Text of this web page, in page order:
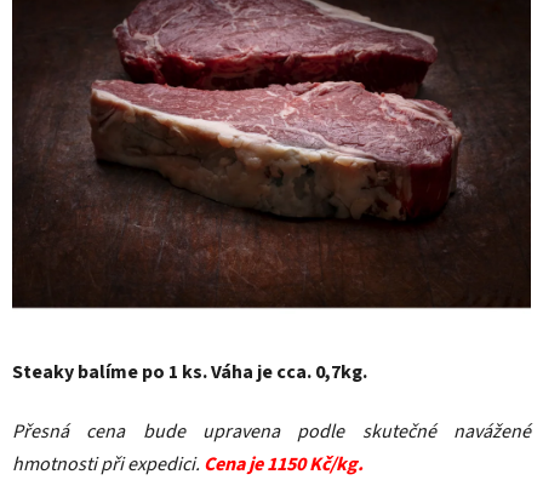
Steaky balíme po 1 ks. Váha je cca. 0,7kg.
Přesná cena bude upravena podle skutečné navážené
hmotnosti při expedici. Cena je 1150 Kč/kg.